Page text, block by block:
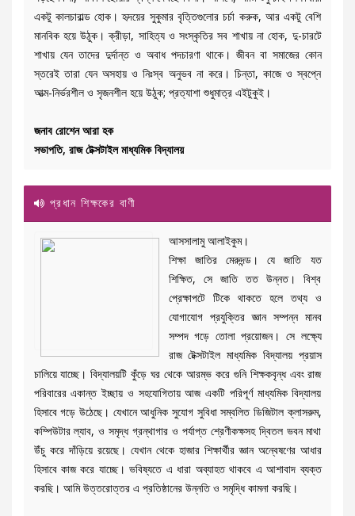
একটু কালচারাল্ড হোক। হৃদয়ের সুকুমার বৃত্তিগুলোর চর্চা করুক, আর একটু বেশি
মানবিক হয়ে উঠুক। ক্রীড়া, সাহিত্য ও সংস্কৃতির সব শাখায় না হোক, দু-চারটে
শাখায় যেন তাদের দুর্দান্ত ও অবাধ পদচারণা থাকে। জীবন বা সমাজের কোন
স্তরেই তারা যেন অসহায় ও নিঃস্ব অনুভব না করে। চিন্তা, কাজে ও স্বপ্নে
আত্ম-নির্ভরশীল ও সৃজনশীল হয়ে উঠুক; প্রত্যাশা শুধুমাত্র এইটুকুই।
জনাব রোশেন আরা হক
সভাপতি, রাজ টেক্সটাইল মাধ্যমিক বিদ্যালয়
প্রধান শিক্ষকের বাণী
আসসালামু আলাইকুম।
শিক্ষা জাতির মেরুদন্ড। যে জাতি যত
শিক্ষিত, সে জাতি তত উন্নত। বিশ্ব
প্রেক্ষাপটে টিকে থাকতে হলে তথ্য ও
যোগাযোগ প্রযুক্তির জ্ঞান সম্পন্ন মানব
সম্পদ গড়ে তোলা প্রয়োজন। সে লক্ষ্যে
রাজ টেক্সটাইল মাধ্যমিক বিদ্যালয় প্রয়াস
চালিয়ে যাচ্ছে। বিদ্যালয়টি কুঁড়ে ঘর থেকে আরম্ভ করে গুনি শিক্ষকবৃন্ধ এবং রাজ
পরিবারের একান্ত ইচ্ছায় ও সহযোগিতায় আজ একটি পরিপূর্ণ মাধ্যমিক বিদ্যালয়
হিসাবে গড়ে উঠেছে। যেখানে আধুনিক সুযোগ সুবিধা সম্বলিত ডিজিটাল ক্লাসরুম,
কম্পিউটার ল্যাব, ও সমৃদ্ধ গ্রন্থাগার ও পর্যাপ্ত শ্রেণীকক্ষসহ দ্বিতল ভবন মাথা
উঁচু করে দাঁড়িয়ে রয়েছে। যেখান থেকে হাজার শিক্ষার্থীর জ্ঞান অন্বেষণের আধার
হিসাবে কাজ করে যাচ্ছে। ভবিষ্যতে এ ধারা অব্যাহত থাকবে এ আশাবাদ ব্যক্ত
করছি। আমি উত্তরোত্তর এ প্রতিষ্ঠানের উন্নতি ও সমৃদ্ধি কামনা করছি।